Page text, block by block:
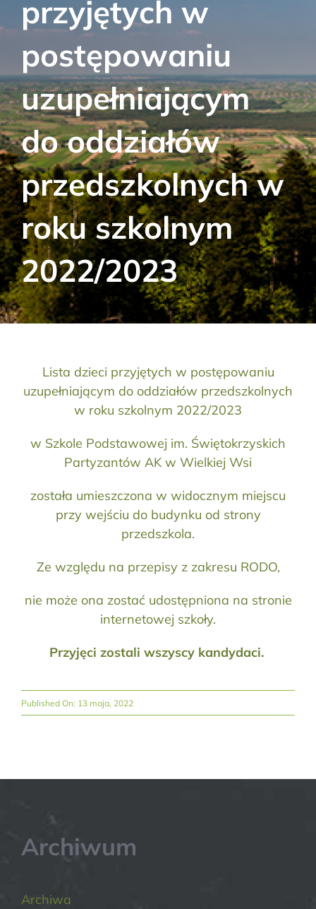
Aktualności
Kontakt
RODO
Szukaj:
przyjętych w
postępowaniu
uzupełniającym
do oddziałów
przedszkolnych w
roku szkolnym
2022/2023
Lista dzieci przyjętych w postępowaniu
uzupełniającym do oddziałów przedszkolnych
w roku szkolnym 2022/2023
w Szkole Podstawowej im. Świętokrzyskich
Partyzantów AK w Wielkiej Wsi
została umieszczona w widocznym miejscu
przy wejściu do budynku od strony
przedszkola.
Ze względu na przepisy z zakresu RODO,
nie może ona zostać udostępniona na stronie
internetowej szkoły.
Przyjęci zostali wszyscy kandydaci.
Published On: 13 maja, 2022
Archiwum
Archiwa